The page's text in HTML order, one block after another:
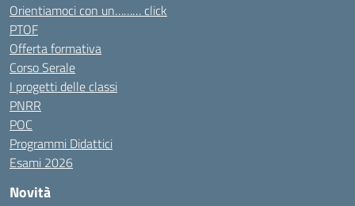
Orientiamoci con un……… click
PTOF
Offerta formativa
Corso Serale
I progetti delle classi
PNRR
POC
Programmi Didattici
Esami 2026
Novità